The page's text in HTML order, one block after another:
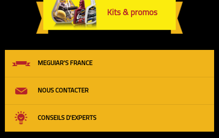
Kits & promos
MEGUIAR'S FRANCE
NOUS CONTACTER
CONSEILS D'EXPERTS